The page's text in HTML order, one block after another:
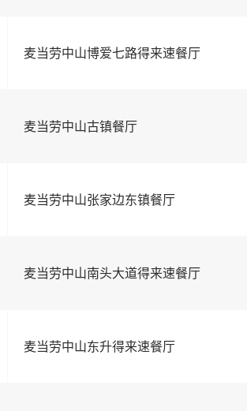
麦当劳中山博爱七路得来速餐厅
麦当劳中山古镇餐厅
麦当劳中山张家边东镇餐厅
麦当劳中山南头大道得来速餐厅
麦当劳中山东升得来速餐厅